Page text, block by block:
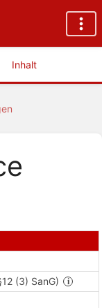
Inhalt
(3) SanG)